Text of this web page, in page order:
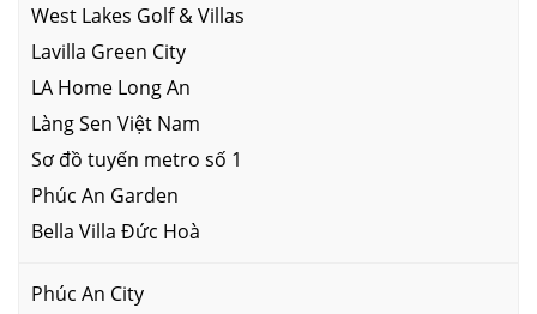
West Lakes Golf & Villas
Lavilla Green City
LA Home Long An
Làng Sen Việt Nam
Sơ đồ tuyến metro số 1
Phúc An Garden
Bella Villa Đức Hoà
Phúc An City